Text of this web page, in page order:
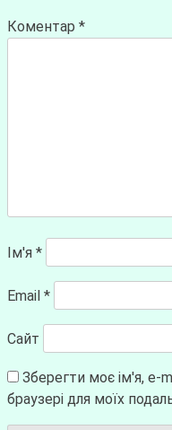
Коментар *
Ім'я *
Email *
Сайт
Зберегти моє ім'я, e-
браузері для моїх